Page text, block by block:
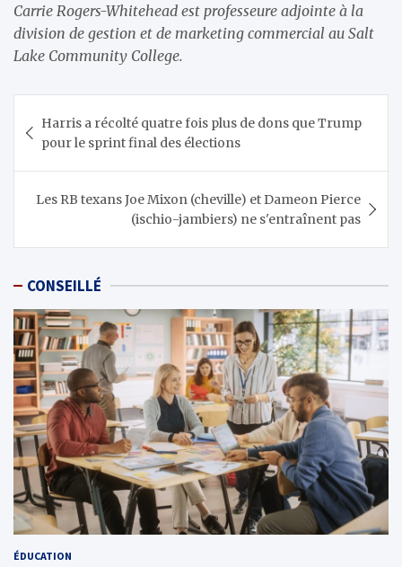
Carrie Rogers-Whitehead est professeure adjointe à la
division de gestion et de marketing commercial au Salt
Lake Community College.
de
l’article
Harris a récolté quatre fois plus de dons que Trump
pour le sprint final des élections
Les RB texans Joe Mixon (cheville) et Dameon Pierce
(ischio-jambiers) ne s'entraînent pas
CONSEILLÉ
ÉDUCATION